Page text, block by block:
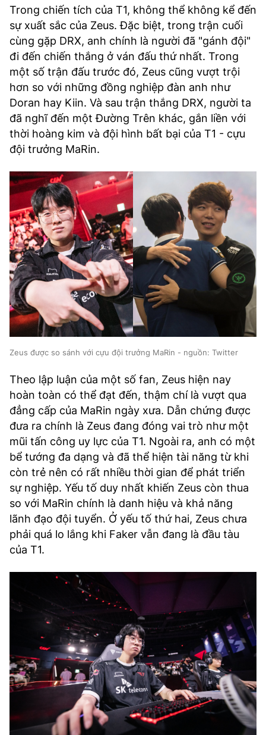
Trong chiến tích của T1, không thể không kể đến
sự xuất sắc của Zeus. Đặc biệt, trong trận cuối
cùng gặp DRX, anh chính là người đã "gánh đội"
đi đến chiến thắng ở ván đấu thứ nhất. Trong
một số trận đấu trước đó, Zeus cũng vượt trội
hơn so với những đồng nghiệp đàn anh như
Doran hay Kiin. Và sau trận thắng DRX, người ta
đã nghĩ đến một Đường Trên khác, gắn liền với
thời hoàng kim và đội hình bất bại của T1 - cựu
đội trưởng MaRin.
Zeus được so sánh với cựu đội trưởng MaRin - nguồn: Twitter
Theo lập luận của một số fan, Zeus hiện nay
hoàn toàn có thể đạt đến, thậm chí là vượt qua
đẳng cấp của MaRin ngày xưa. Dẫn chứng được
đưa ra chính là Zeus đang đóng vai trò như một
mũi tấn công uy lực của T1. Ngoài ra, anh có một
bể tướng đa dạng và đã thể hiện tài năng từ khi
còn trẻ nên có rất nhiều thời gian để phát triển
sự nghiệp. Yếu tố duy nhất khiến Zeus còn thua
so với MaRin chính là danh hiệu và khả năng
lãnh đạo đội tuyển. Ở yếu tố thứ hai, Zeus chưa
phải quá lo lắng khi Faker vẫn đang là đầu tàu
của T1.